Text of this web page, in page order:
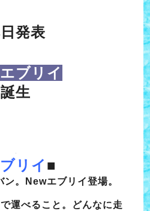
発表
ブリイ
誕生
リイ ■
。Newエブリイ登場。
運べること。どんなに走